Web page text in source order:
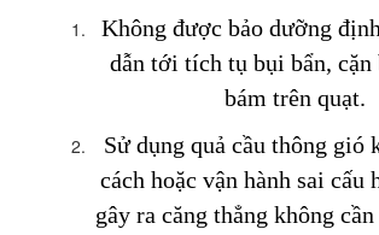
Không được bảo dưỡng
dẫn tới tích tụ bụi bẩn, cặn
bám trên quạt.
Sử dụng quả cầu thông gió
cách hoặc vận hành sai cấu
gây ra căng thẳng không